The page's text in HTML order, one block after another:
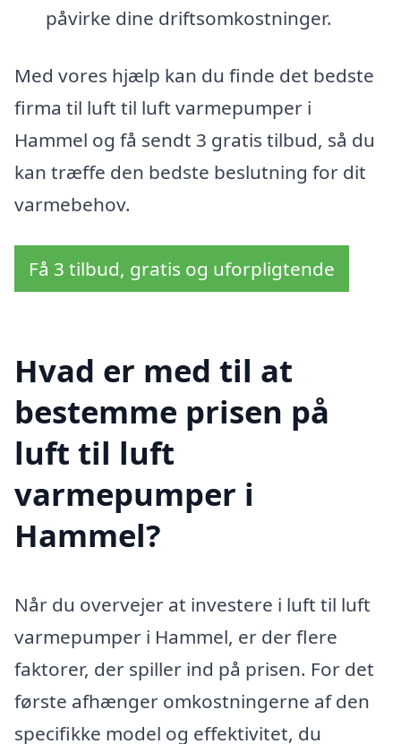
påvirke dine driftsomkostninger.
Med vores hjælp kan du finde det bedste
firma til luft til luft varmepumper i
Hammel og få sendt 3 gratis tilbud, så du
kan træffe den bedste beslutning for dit
varmebehov.
Få 3 tilbud, gratis og uforpligtende
Hvad er med til at
bestemme prisen på
luft til luft
varmepumper i
Hammel?
Når du overvejer at investere i luft til luft
varmepumper i Hammel, er der flere
faktorer, der spiller ind på prisen. For det
første afhænger omkostningerne af den
specifikke model og effektivitet, du